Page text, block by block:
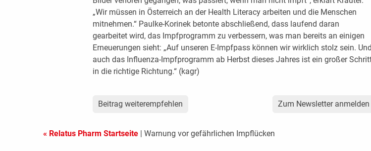
„Wir müssen in Österreich an der Health Literacy arbeiten und die Menschen
mitnehmen.“ Paulke-Korinek betonte abschließend, dass laufend daran
gearbeitet wird, das Impfprogramm zu verbessern, was man bereits an einigen
Erneuerungen sieht: „Auf unseren E-Impfpass können wir wirklich stolz sein. Und
auch das Influenza-Impfprogramm ab Herbst dieses Jahres ist ein großer
in die richtige Richtung.“ (kagr)
Beitrag weiterempfehlen Zum Newsletter anmelden
« Relatus Pharm Startseite | Warnung vor gefährlichen Impflücken